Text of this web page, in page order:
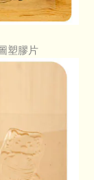
塑膠片